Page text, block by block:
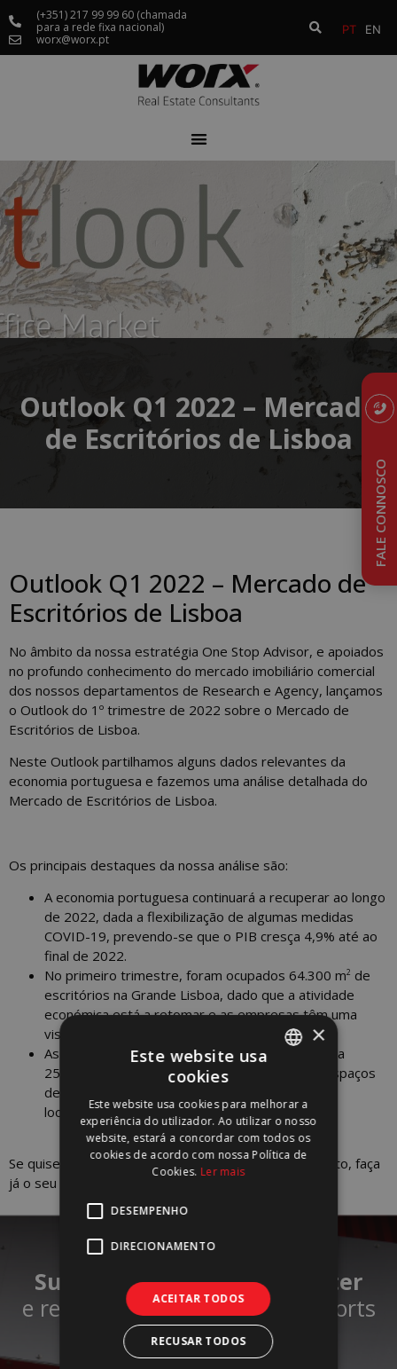
(+351) 217 99 99 60 (chamada
para a rede fixa nacional)
worx@worx.pt
PT EN
FALE CONNOSCO
Outlook Q1 2022 – Mercado
de Escritórios de Lisboa
Outlook Q1 2022 – Mercado de
Escritórios de Lisboa
No âmbito da nossa estratégia One Stop Advisor, e apoiados
no profundo conhecimento do mercado imobiliário comercial
dos nossos departamentos de Research e Agency, lançamos
o Outlook do 1º trimestre de 2022 sobre o Mercado de
Escritórios de Lisboa.
Neste Outlook partilhamos alguns dados relevantes da
economia portuguesa e fazemos uma análise detalhada do
Mercado de Escritórios de Lisboa.
Os principais destaques da nossa análise são:
A economia portuguesa continuará a recuperar ao longo
de 2022, dada a flexibilização de algumas medidas
COVID-19, prevendo-se que o PIB cresça 4,9% até ao
final de 2022.
No primeiro trimestre, foram ocupados 64.300 m2 de
escritórios na Grande Lisboa, dado que a atividade
económica está a retomar e as empresas têm uma
visão mais clara das perspetivas de mercado.
As rendas prime no Prime CBD aumentaram para
25,5€/m
/mês, evidenciando a falta de novos espaços
de escritórios para dar resposta à procura em
localizações prime.
Se quiser saber mais e ter acesso ao Outlook completo, faça
já o seu
Subscreva a nossa newsletter
e receba sempre os nossos reports
em primeira mão!​
ENGLISH
×
Este website usa
cookies
Este website usa cookies para melhorar a
experiência do utilizador. Ao utilizar o nosso
website, estará a concordar com todos os
cookies de acordo com nossa Política de
Cookies. Ler mais
DESEMPENHO
DIRECIONAMENTO
ACEITAR TODOS
RECUSAR TODOS